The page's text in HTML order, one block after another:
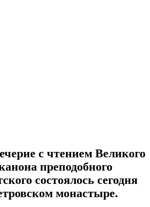
с чтением Великого
преподобного
состоялось сегодня
монастыре.